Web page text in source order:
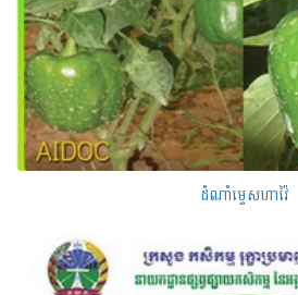
ដំណាំម្ទេសហាវ៉ៃ